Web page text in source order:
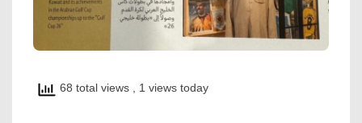
68 total views , 1 views today